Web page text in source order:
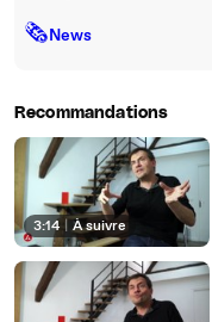
🗞News
Recommandations
3:14 À suivre